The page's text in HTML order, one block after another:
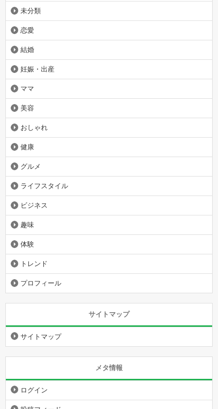
未分類
恋愛
結婚
妊娠・出産
ママ
美容
おしゃれ
健康
グルメ
ライフスタイル
ビジネス
趣味
体験
トレンド
プロフィール
サイトマップ
サイトマップ
メタ情報
ログイン